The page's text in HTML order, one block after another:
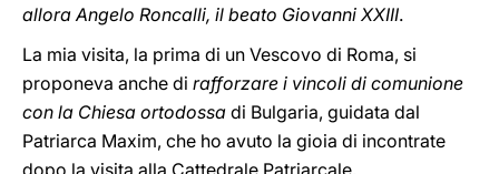
allora Angelo Roncalli, il beato Giovanni XXIII.
La mia visita, la prima di un Vescovo di Roma, si
proponeva anche di rafforzare i vincoli di comunione
con la Chiesa ortodossa di Bulgaria, guidata dal
Patriarca Maxim, che ho avuto la gioia di incontrate
dopo la visita alla Cattedrale Patriarcale.